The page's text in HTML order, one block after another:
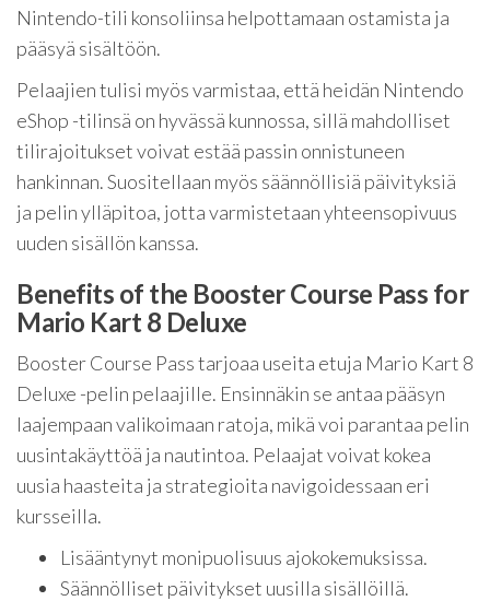
Nintendo-tili konsoliinsa helpottamaan ostamista ja
pääsyä sisältöön.
Pelaajien tulisi myös varmistaa, että heidän Nintendo
eShop -tilinsä on hyvässä kunnossa, sillä mahdolliset
tilirajoitukset voivat estää passin onnistuneen
hankinnan. Suositellaan myös säännöllisiä päivityksiä
ja pelin ylläpitoa, jotta varmistetaan yhteensopivuus
uuden sisällön kanssa.
Benefits of the Booster Course Pass for
Mario Kart 8 Deluxe
Booster Course Pass tarjoaa useita etuja Mario Kart 8
Deluxe -pelin pelaajille. Ensinnäkin se antaa pääsyn
laajempaan valikoimaan ratoja, mikä voi parantaa pelin
uusintakäyttöä ja nautintoa. Pelaajat voivat kokea
uusia haasteita ja strategioita navigoidessaan eri
kursseilla.
Lisääntynyt monipuolisuus ajokokemuksissa.
Säännölliset päivitykset uusilla sisällöillä.